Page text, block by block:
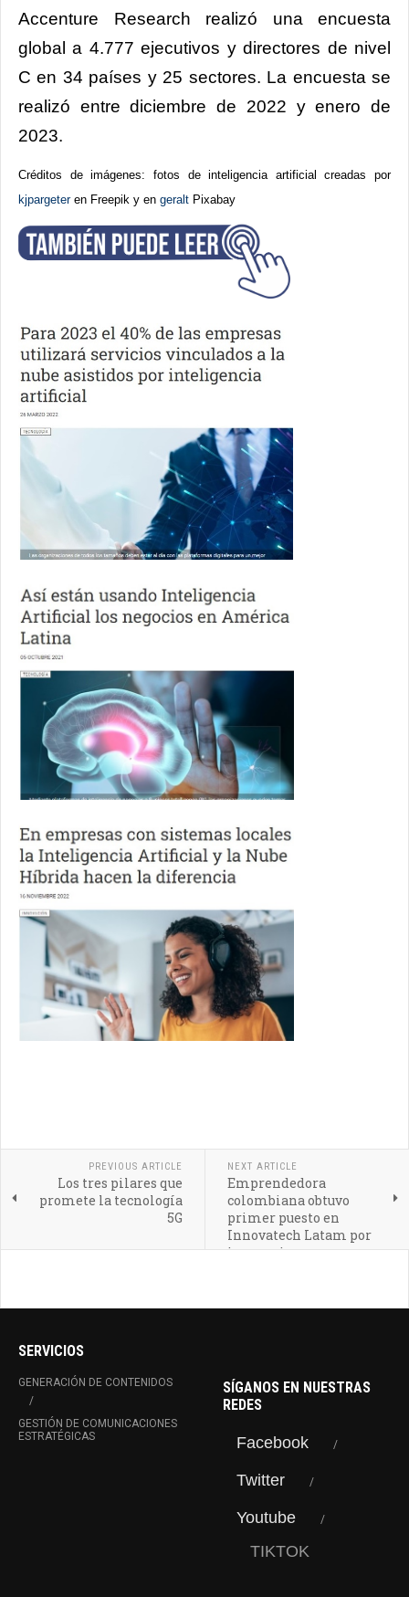
Accenture Research realizó una encuesta
global a 4.777 ejecutivos y directores de nivel
C en 34 países y 25 sectores. La encuesta se
realizó entre diciembre de 2022 y enero de
2023.
Créditos de imágenes: fotos de inteligencia artificial creadas por
kjpargeteren Freepik y en geralt Pixabay
PREVIOUS ARTICLE
Los tres pilares que
promete la tecnología
5G
NEXT ARTICLE
Emprendedora
colombiana obtuvo
primer puesto en
Innovatech Latam por
innovaciones que
Latinoamérica
SERVICIOS
GENERACIÓN DE CONTENIDOS
GESTIÓN DE COMUNICACIONES
ESTRATÉGICAS
SÍGANOS EN NUESTRAS
REDES
Facebook
Twitter
Youtube
TIKTOK